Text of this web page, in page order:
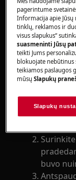
Visada
avalynę.
Atkreipkite
pasekmių
Kaip išardyti
tarpiklį:
buvo
pagerintume
Informacija apie Jūsų
tinklų, reklamos ir
visus slapukus“
suasmeninti Jūsų
teikti Jums
blokuojate nebūtinus
teikiamos paslaugos
mūsųSlapukų
Slapukų